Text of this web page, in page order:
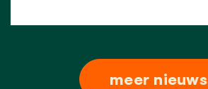
meer nieuws